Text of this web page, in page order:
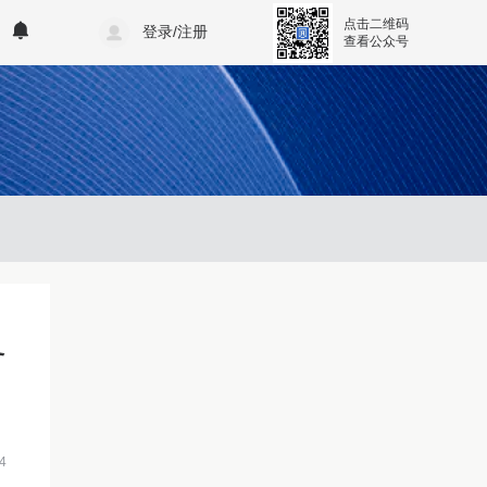
登录/注册
点击二维码
查看公众号